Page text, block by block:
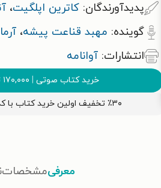
پدیدآورندگان: کاترین اپلگیت،
گوینده: مهبد قناعت پیشه،
انتشارات: آوانامه
خرید کتاب صوتی | ۱۷۰,۰۰۰
٪۳۰ تخفیف اولین خرید کتاب با کد
معرفیمشخصات